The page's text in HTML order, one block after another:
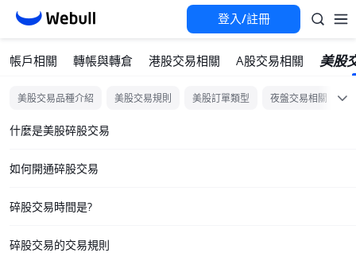
登入/註冊
帳戶相關 轉帳與轉倉 港股交易相關 A股交易相關 美股
美股交易品種介紹 美股交易規則 美股訂單類型 夜盤交易相關
什麼是美股碎股交易
如何開通碎股交易
碎股交易時間是?
碎股交易的交易規則